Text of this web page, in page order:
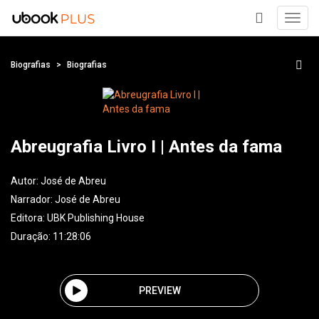
+
Biografias Biografias
Abreugrafia Livro I | Antes da fama
Autor: José de Abreu
Narrador: José de Abreu
Editora: UBK Publishing House
Duração: 11:28:06
PREVIEW